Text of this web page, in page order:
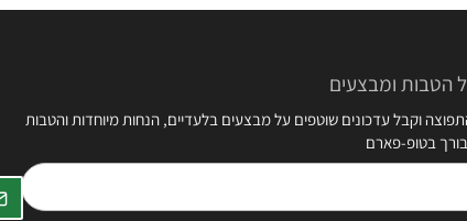
הטבות ומבצעים
וקבל עדכונים שוטפים על מבצעים בלעדיים, הנחות מיוחדות והטבות
בטופ-פארם